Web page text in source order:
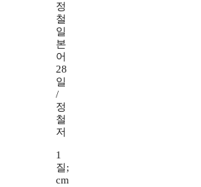
정
철
일
본
어
28
일
/
정
철
저
1
질;
cm